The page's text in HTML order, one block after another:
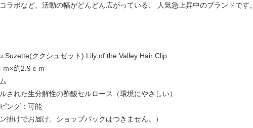
ラボなど、活動の幅がどんどん広がっている、 人気急上昇中のブランドです。
Suzette(ククシュゼット) Lily of the Valley Hair Clip
×約2.9ｃｍ
された生分解性の酢酸セルロース（環境にやさしい）
ング：可能
掛けでお届け、ショップバックはつきません。）